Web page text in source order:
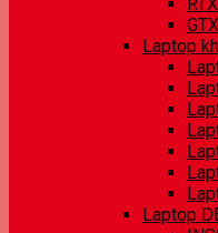
Laptop
Laptop